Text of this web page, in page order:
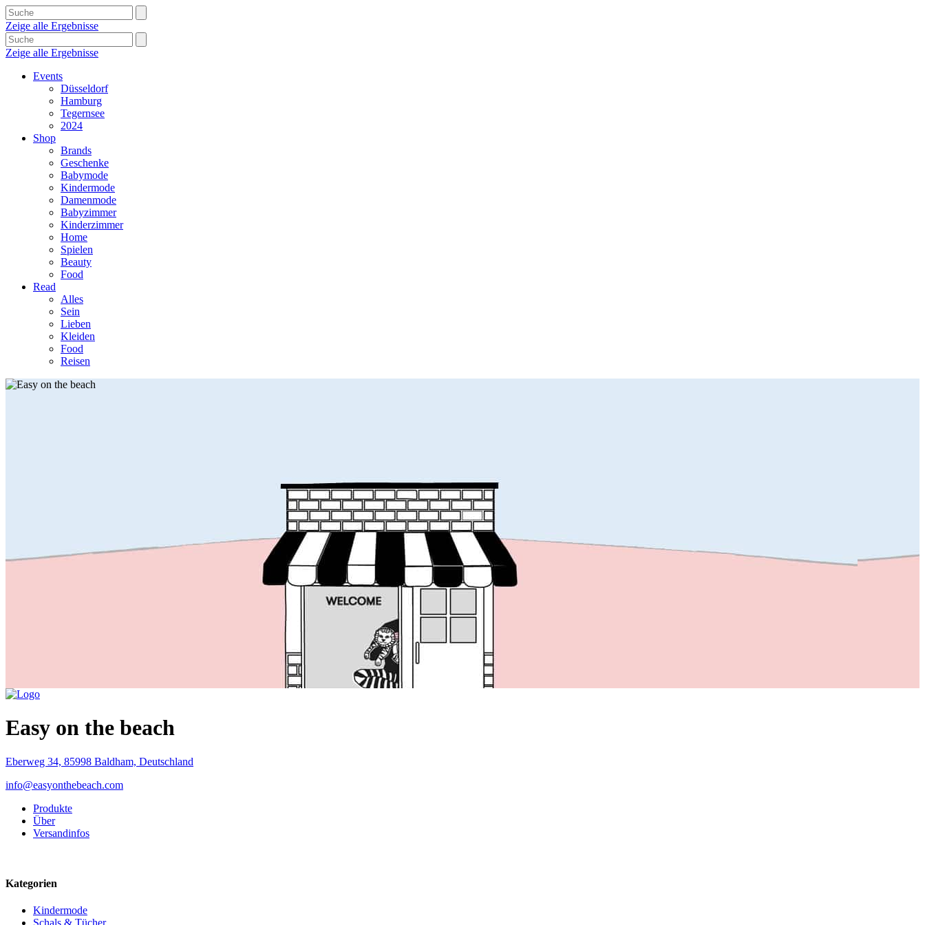
Zeige alle Ergebnisse
Zeige alle Ergebnisse
Events
Düsseldorf
Hamburg
Tegernsee
2024
Shop
Brands
Geschenke
Babymode
Kindermode
Damenmode
Babyzimmer
Kinderzimmer
Home
Spielen
Beauty
Food
Read
Alles
Sein
Lieben
Kleiden
Food
Reisen
Easy on the beach
Eberweg 34, 85998 Baldham, Deutschland
info@easyonthebeach.com
Produkte
Über
Versandinfos
Kategorien
Kindermode